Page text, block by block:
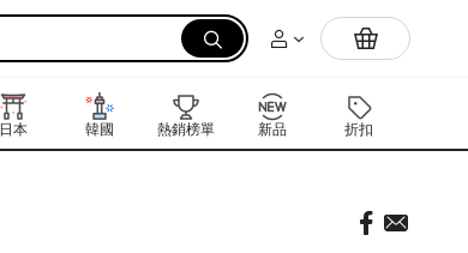
拉麵
日本 韓國 熱銷榜單 新品 折扣